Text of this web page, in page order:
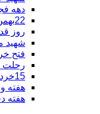
دهه
22بهمن
روز
شهید
فتح
رحلت
15خرداد
هفته
هفته